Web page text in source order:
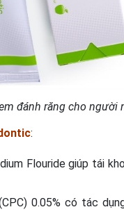
đánh răng cho người
:
Flouride giúp tái
0.05% có tác